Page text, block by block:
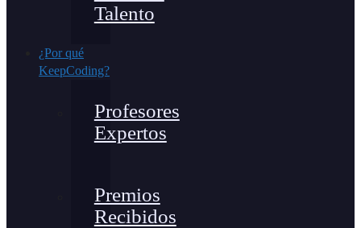
Talento
¿Por qué
KeepCoding?
Profesores
Expertos
Premios
Recibidos